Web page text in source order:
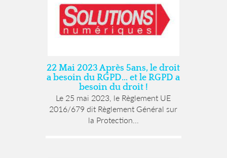
22 Mai 2023 Après 5ans, le droit
a besoin du RGPD… et le RGPD a
besoin du droit !
Le 25 mai 2023, le Règlement UE
2016/679 dit Règlement Général sur
la Protection...